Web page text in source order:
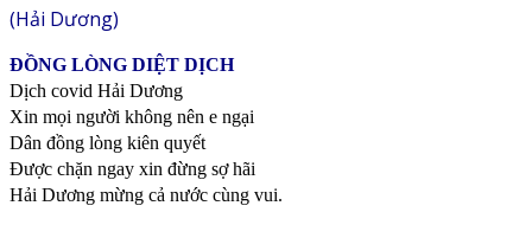
(Hải Dương)
ĐỒNG LÒNG DIỆT DỊCH
Dịch covid Hải Dương
Xin mọi người không nên e ngại
Dân đồng lòng kiên quyết
Được chặn ngay xin đừng sợ hãi
Hải Dương mừng cả nước cùng vui.